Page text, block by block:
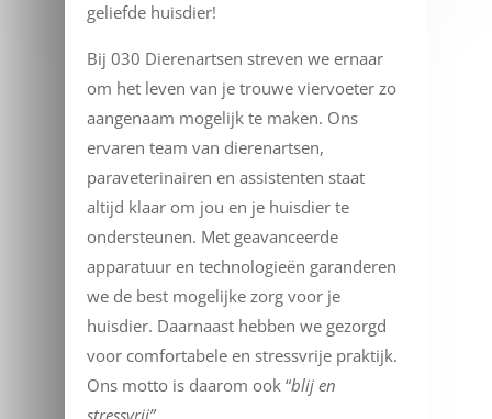
geliefde huisdier!
Bij 030 Dierenartsen streven we ernaar
om het leven van je trouwe viervoeter zo
aangenaam mogelijk te maken. Ons
ervaren team van dierenartsen,
paraveterinairen en assistenten staat
altijd klaar om jou en je huisdier te
ondersteunen. Met geavanceerde
apparatuur en technologieën garanderen
we de best mogelijke zorg voor je
huisdier. Daarnaast hebben we gezorgd
voor comfortabele en stressvrije praktijk.
Ons motto is daarom ook “blij en